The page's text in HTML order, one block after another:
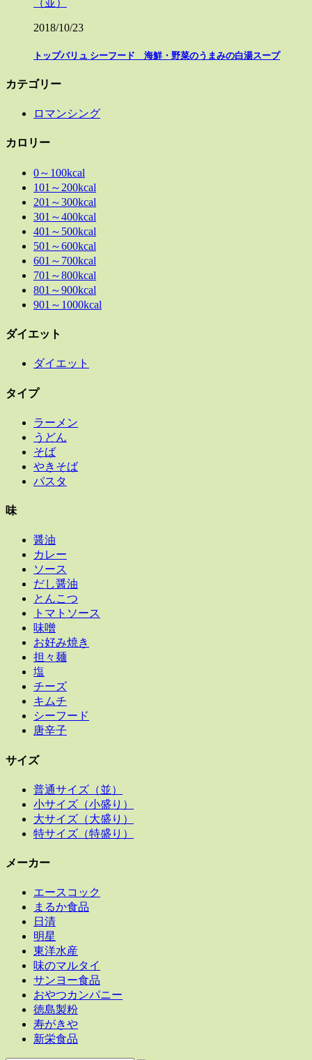
2018/10/23
トップバリュ シーフード 海鮮・野菜のうまみの白湯スープ
カテゴリー
ロマンシング
カロリー
0～100kcal
101～200kcal
201～300kcal
301～400kcal
401～500kcal
501～600kcal
601～700kcal
701～800kcal
801～900kcal
901～1000kcal
ダイエット
ダイエット
タイプ
ラーメン
うどん
そば
やきそば
パスタ
味
醤油
カレー
ソース
だし醤油
とんこつ
トマトソース
味噌
お好み焼き
担々麺
塩
チーズ
キムチ
シーフード
唐辛子
サイズ
普通サイズ（並）
小サイズ（小盛り）
大サイズ（大盛り）
特サイズ（特盛り）
メーカー
エースコック
まるか食品
日清
明星
東洋水産
味のマルタイ
サンヨー食品
おやつカンパニー
徳島製粉
寿がきや
新栄食品